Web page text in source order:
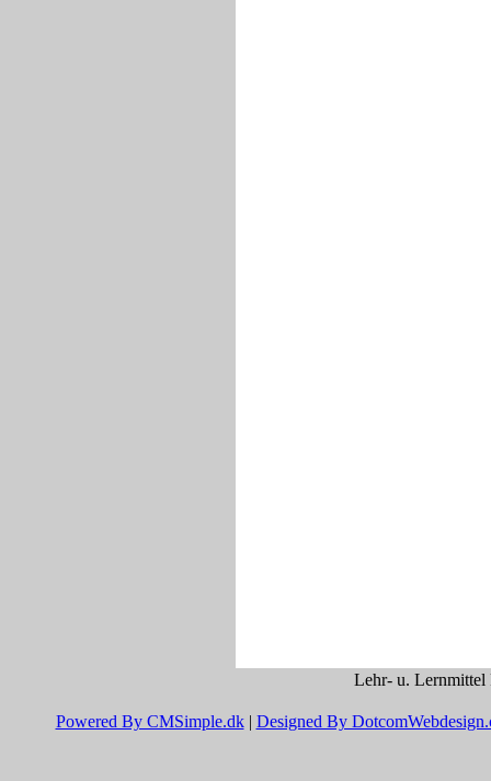
Lehr- u. Lernmittel
Powered By CMSimple.dk| Designed By